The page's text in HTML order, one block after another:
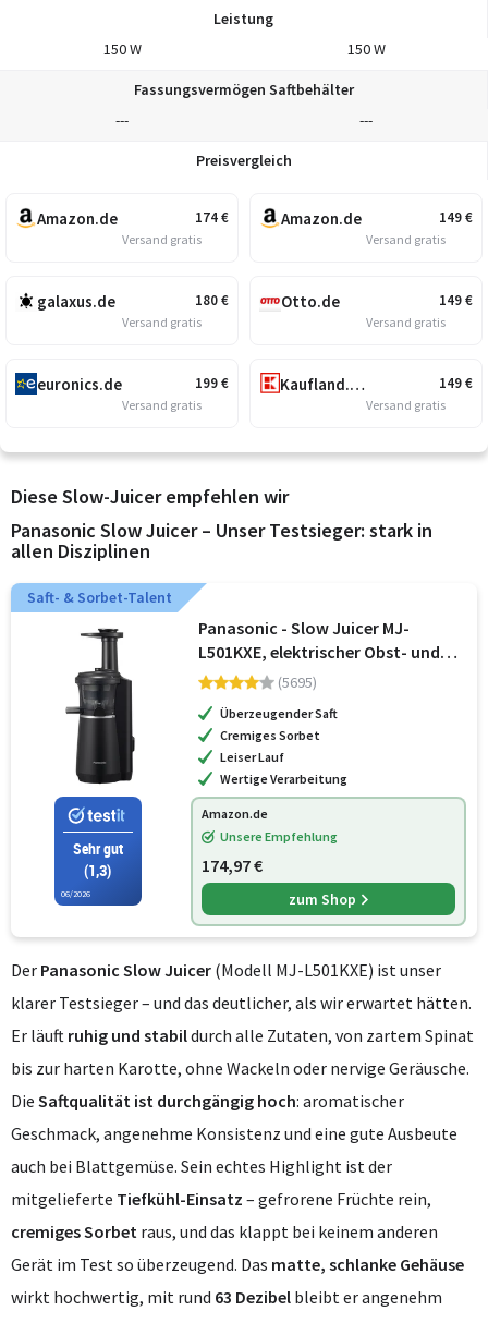
Leistung
150 W
150 W
Fassungsvermögen Saftbehälter
---
---
Preisvergleich
174€
Amazon.de
Versand gratis
180€
galaxus.de
Versand gratis
199€
euronics.de
Versand gratis
149€
Amazon.de
Versand gratis
149€
Otto.de
Versand gratis
149€
Kaufland.de
Versand gratis
Diese Slow-Juicer empfehlen wir
Panasonic Slow Juicer – Unser Testsieger: stark in
allen Disziplinen
Saft- & Sorbet-Talent
Sehr gut
(1,3)
06/2026
Panasonic - Slow Juicer MJ-
L501KXE, elektrischer Obst- und
Gemüse-Entsafter, 150 W, Edelstahl
kompaktes Design, Aufsatz für
gefroren
(5695)
Überzeugender Saft
Cremiges Sorbet
Leiser Lauf
Wertige Verarbeitung
Amazon.de
Unsere Empfehlung
174,97 €
zum Shop
Der Panasonic Slow Juicer (Modell MJ-L501KXE) ist unser
klarer Testsieger – und das deutlicher, als wir erwartet hätten.
Er läuft ruhig und stabildurch alle Zutaten, von zartem Spinat
bis zur harten Karotte, ohne Wackeln oder nervige Geräusche.
Die Saftqualität ist durchgängig hoch: aromatischer
Geschmack, angenehme Konsistenz und eine gute Ausbeute
auch bei Blattgemüse. Sein echtes Highlight ist der
mitgelieferte Tiefkühl-Einsatz – gefrorene Früchte rein,
cremiges Sorbet raus, und das klappt bei keinem anderen
Gerät im Test so überzeugend. Das matte, schlanke Gehäuse
wirkt hochwertig, mit rund 63 Dezibel bleibt er angenehm